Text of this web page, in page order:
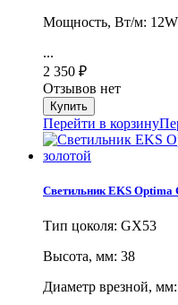
Мощность, Вт/м: 12W
...
2 350 ₽
Отзывов нет
Перейти в корзину
Светильник EKS Optima
Тип цоколя: GX53
Высота, мм: 38
Диаметр врезной,